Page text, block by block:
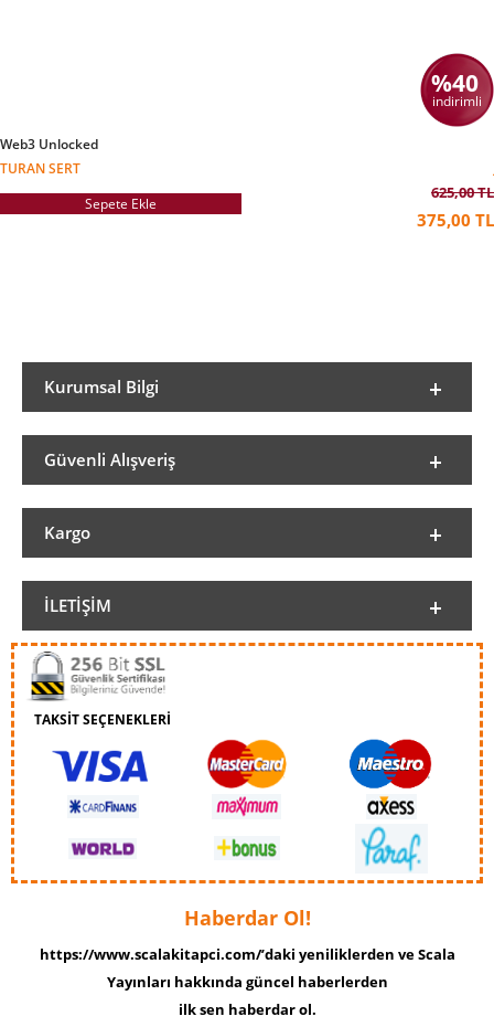
%40
indirimli
Web3 Unlocked
TURAN SERT
Sepete Ekle
625,00 TL
375,00 TL
Kurumsal Bilgi
Güvenli Alışveriş
Kargo
İLETIŞIM
TAKSİT SEÇENEKLERİ
Haberdar Ol!
https://www.scalakitapci.com/’daki yeniliklerden ve Scala
Yayınları hakkında güncel haberlerden
ilk sen haberdar ol.